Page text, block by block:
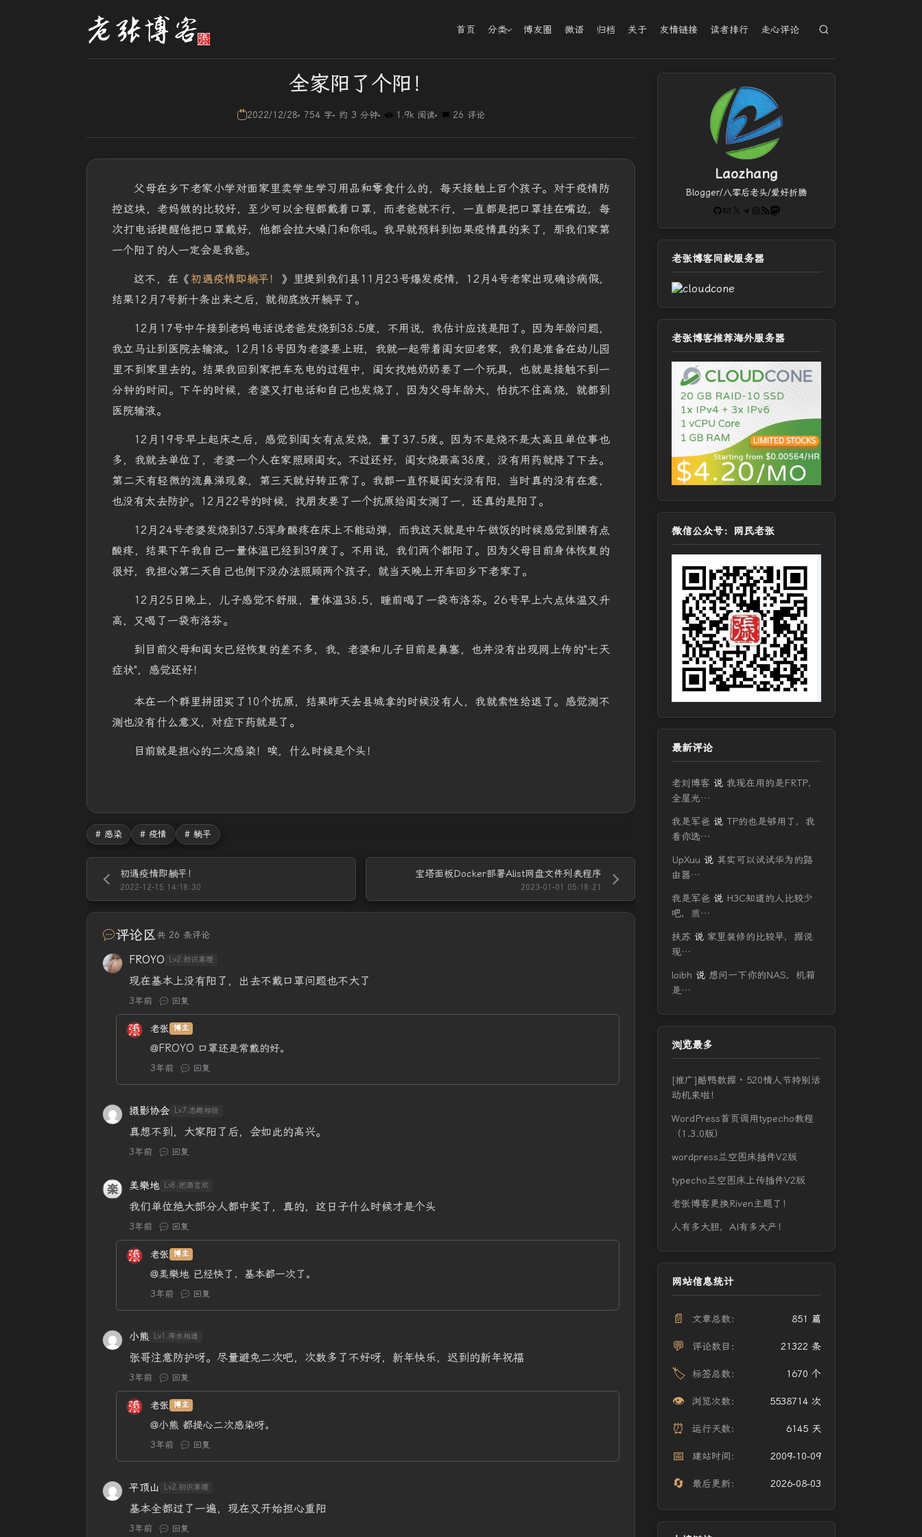
首页 分类 博友圈 微语 归档 关于 友情链接 读者排行 走心评论
全家阳了个阳！
2022/12/28 754 字 约 3 分钟 1.9k 阅读 26 评论
父母在乡下老家小学对面家里卖学生学习用品和零食什么的，每天接触上百个孩子。对于疫情防
控这块，老妈做的比较好，至少可以全程都戴着口罩，而老爸就不行，一直都是把口罩挂在嘴边，每
次打电话提醒他把口罩戴好，他都会拉大嗓门和你吼。我早就预料到如果疫情真的来了，那我们家第
一个阳了的人一定会是我爸。
这不，在《 初遇疫情即躺平！
》里提到我们县11月23号爆发疫情，12月4号老家出现确诊病假，
结果12月7号新十条出来之后，就彻底放开躺平了。
12月17号中午接到老妈电话说老爸发烧到38.5度，不用说，我估计应该是阳了。因为年龄问题，
我立马让到医院去输液。12月18号因为老婆要上班，我就一起带着闺女回老家，我们是准备在幼儿园
里不到家里去的。结果我回到家把车充电的过程中，闺女找她奶奶要了一个玩具，也就是接触不到一
分钟的时间。下午的时候，老婆又打电话和自己也发烧了，因为父母年龄大，怕抗不住高烧，就都到
医院输液。
12月19号早上起床之后，感觉到闺女有点发烧，量了37.5度。因为不是烧不是太高且单位事也
多，我就去单位了，老婆一个人在家照顾闺女。不过还好，闺女烧最高38度，没有用药就降了下去。
第二天有轻微的流鼻涕现象，第三天就好转正常了。我都一直怀疑闺女没有阳，当时真的没有在意，
也没有太去防护。12月22号的时候，找朋友要了一个抗原给闺女测了一，还真的是阳了。
12月24号老婆发烧到37.5浑身酸疼在床上不能动弹，而我这天就是中午做饭的时候感觉到腰有点
酸疼，结果下午我自己一量体温已经到39度了。不用说，我们两个都阳了。因为父母目前身体恢复的
很好，我担心第二天自己也倒下没办法照顾两个孩子，就当天晚上开车回乡下老家了。
12月25日晚上，儿子感觉不舒服，量体温38.5，睡前喝了一袋布洛芬。26号早上六点体温又升
高，又喝了一袋布洛芬。
到目前父母和闺女已经恢复的差不多，我、老婆和儿子目前是鼻塞，也并没有出现网上传的"七天
症状"，感觉还好！
本在一个群里拼团买了10个抗原，结果昨天去县城拿的时候没有人，我就索性给退了。感觉测不
测也没有什么意义，对症下药就是了。
目前就是担心的二次感染！唉，什么时候是个头！
# 感染 # 疫情 # 躺平
初遇疫情即躺平！
2022-12-15 14:18:30
宝塔面板Docker部署Alist网盘文件列表程序
2023-01-01 05:18:21
评论区共 26 条评论
FROYO Lv2.初识寒暄
现在基本上没有阳了，出去不戴口罩问题也不大了
3年前 回复
老张 博主
@FROYO 口罩还是常戴的好。
3年前 回复
摄影协会 Lv7.志趣相投
真想不到，大家阳了后，会如此的高兴。
3年前 回复
美樂地 Lv8.把酒言欢
我们单位绝大部分人都中奖了，真的，这日子什么时候才是个头
3年前 回复
老张 博主
@美樂地 已经快了，基本都一次了。
3年前 回复
小熊 Lv1.萍水相逢
张哥注意防护呀。尽量避免二次吧，次数多了不好呀，新年快乐，迟到的新年祝福
3年前 回复
老张 博主
@小熊 都提心二次感染呀。
3年前 回复
平顶山 Lv2.初识寒暄
基本全都过了一遍，现在又开始担心重阳
3年前 回复
Laozhang
Blogger/八零后老头/爱好折腾
GitHub
电子邮件 X Telegram
Instagram
RSS FeedMastodon
老张博客同款服务器
老张博客推荐海外服务器
微信公众号：网民老张
最新评论
老刘博客 说 我现在用的是FRTP，
全屋光…
我是军爸 说 TP的也是够用了，我
看你选…
UpXuu 说 其实可以试试华为的路
由器…
我是军爸 说 H3C知道的人比较少
吧，质…
扶苏 说 家里装修的比较早，据说
现…
loibh 说 想问一下你的NAS，机箱
是…
浏览最多
[推广]酷鸭数据 · 520情人节特别活
动机来啦！
WordPress首页调用typecho教程
（1.3.0版）
wordpress兰空图床插件V2版
typecho兰空图床上传插件V2版
老张博客更换Riven主题了！
人有多大胆，AI有多大产！
网站信息统计
📄 文章总数： 851 篇
💬 评论数目： 21322 条
🏷️ 标签总数： 1670 个
👁️ 浏览次数： 5538714 次
⏰ 运行天数： 6145 天
📅 建站时间： 2009-10-09
🔄 最后更新： 2026-08-03